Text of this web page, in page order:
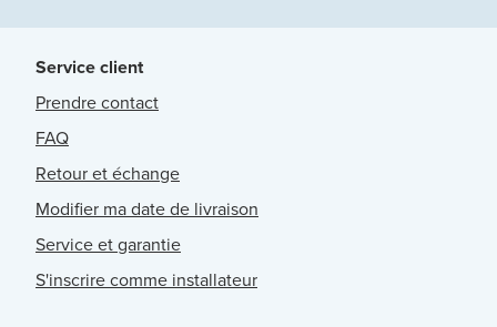
Service client
Prendre contact
FAQ
Retour et échange
Modifier ma date de livraison
Service et garantie
S'inscrire comme installateur